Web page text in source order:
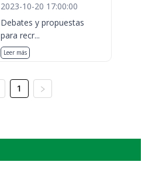
2023-10-20 17:00:00
Debates y propuestas
para recr...
Leer más
1